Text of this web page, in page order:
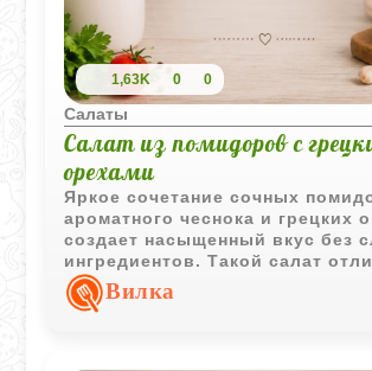
1,63K 0 0
Салаты
Салат из помидоров с
орехами
Яркое сочетание сочных
ароматного чеснока и грецких
создает насыщенный вкус без
ингредиентов. Такой салат
подходит как самостоятельная
или дополнение к основным
Вилка